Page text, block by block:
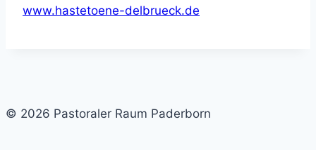
www.hastetoene-delbrueck.de
© 2026 Pastoraler Raum Paderborn